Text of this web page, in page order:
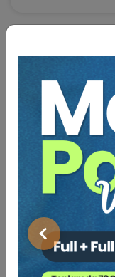
Önceki
Video Eğitim